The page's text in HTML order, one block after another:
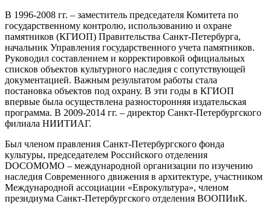
В 1996-2008 гг. – заместитель председателя Комитета по
государственному контролю, использованию и охране
памятников (КГИОП) Правительства Санкт-Петербурга,
начальник Управления государственного учета памятников.
Руководил составлением и корректировкой официальных
списков объектов культурного наследия с сопутствующей
документацией. Важным результатом работы стала
постановка объектов под охрану. В эти годы в КГИОП
впервые была осуществлена разносторонняя издательская
программа. В 2009-2014 гг. – директор Санкт-Петербургского
филиала НИИТИАГ.
Был членом правления Санкт-Петербургского фонда
культуры, председателем Российского отделения
DOCOMOMO – международной организации по изучению
наследия Современного движения в архитектуре, участником
Международной ассоциации «Еврокультура», членом
президиума Санкт-Петербургского отделения ВООПИиК.